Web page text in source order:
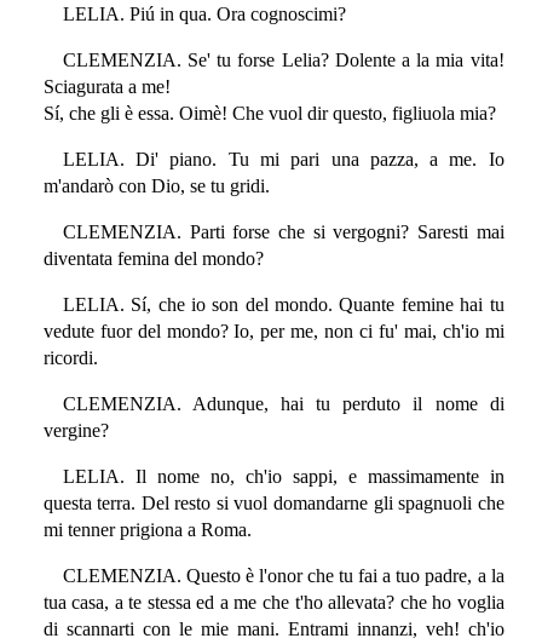
LELIA. Piú in qua. Ora cognoscimi?
CLEMENZIA. Se' tu forse Lelia? Dolente a la mia vita!
Sciagurata a me!
Sí, che gli è essa. Oimè! Che vuol dir questo, figliuola mia?
LELIA. Di' piano. Tu mi pari una pazza, a me. Io
m'andarò con Dio, se tu gridi.
CLEMENZIA. Parti forse che si vergogni? Saresti mai
diventata femina del mondo?
LELIA. Sí, che io son del mondo. Quante femine hai tu
vedute fuor del mondo? Io, per me, non ci fu' mai, ch'io mi
ricordi.
CLEMENZIA. Adunque, hai tu perduto il nome di
vergine?
LELIA. Il nome no, ch'io sappi, e massimamente in
questa terra. Del resto si vuol domandarne gli spagnuoli che
mi tenner prigiona a Roma.
CLEMENZIA. Questo è l'onor che tu fai a tuo padre, a la
tua casa, a te stessa ed a me che t'ho allevata? che ho voglia
di scannarti con le mie mani. Entrami innanzi, veh! ch'io